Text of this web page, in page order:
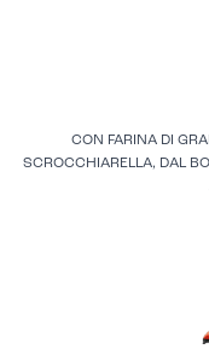
CON FARINA DI
SCROCCHIARELLA, DAL